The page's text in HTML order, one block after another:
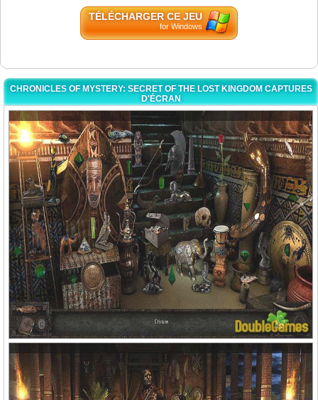
TÉLÉCHARGER CE JEU
for Windows
CHRONICLES OF MYSTERY: SECRET OF THE LOST KINGDOM CAPTURES
D'ÉCRAN